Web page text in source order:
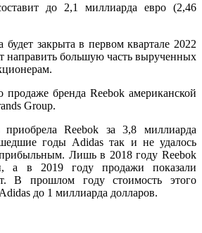
до 2,1 миллиарда евро (2,46
будет закрыта в первом квартале 2022
направить большую часть вырученных
продаже бренда Reebok американской
Group.
Reebok за 3,8 миллиарда
годы Adidas так и не удалось
Лишь в 2018 году Reebok
а в 2019 году продажи показали
В прошлом году стоимость этого
до 1 миллиарда долларов.